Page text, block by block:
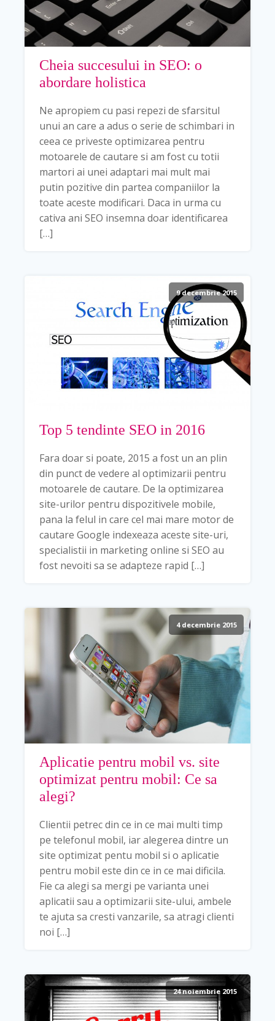
Cheia succesului in SEO: o
abordare holistica
Ne apropiem cu pasi repezi de sfarsitul
unui an care a adus o serie de schimbari in
ceea ce priveste optimizarea pentru
motoarele de cautare si am fost cu totii
martori ai unei adaptari mai mult mai
putin pozitive din partea companiilor la
toate aceste modificari. Daca in urma cu
cativa ani SEO insemna doar identificarea
[…]
9 decembrie 2015
Top 5 tendinte SEO in 2016
Fara doar si poate, 2015 a fost un an plin
din punct de vedere al optimizarii pentru
motoarele de cautare. De la optimizarea
site-urilor pentru dispozitivele mobile,
pana la felul in care cel mai mare motor de
cautare Google indexeaza aceste site-uri,
specialistii in marketing online si SEO au
fost nevoiti sa se adapteze rapid […]
4 decembrie 2015
Aplicatie pentru mobil vs. site
optimizat pentru mobil: Ce sa
alegi?
Clientii petrec din ce in ce mai multi timp
pe telefonul mobil, iar alegerea dintre un
site optimizat pentu mobil si o aplicatie
pentru mobil este din ce in ce mai dificila.
Fie ca alegi sa mergi pe varianta unei
aplicatii sau a optimizarii site-ului, ambele
te ajuta sa cresti vanzarile, sa atragi clienti
noi […]
24 noiembrie 2015